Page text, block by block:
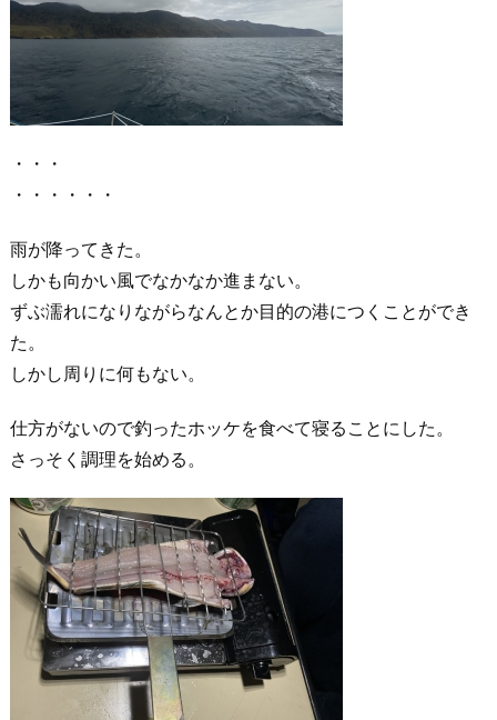
・・・
・・・・・・
雨が降ってきた。
しかも向かい風でなかなか進まない。
ずぶ濡れになりながらなんとか目的の港につくことができ
た。
しかし周りに何もない。
仕方がないので釣ったホッケを食べて寝ることにした。
さっそく調理を始める。